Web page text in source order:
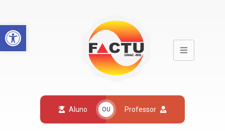
Open toolbar
Aluno OU Professor